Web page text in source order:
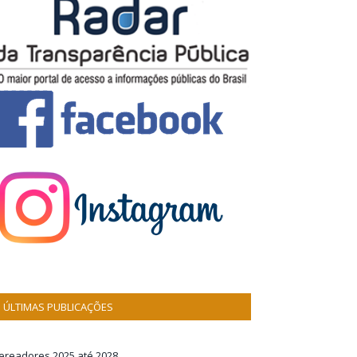
ÚLTIMAS PUBLICAÇÕES